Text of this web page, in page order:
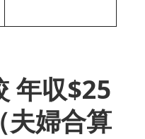
年収$25
夫婦合算